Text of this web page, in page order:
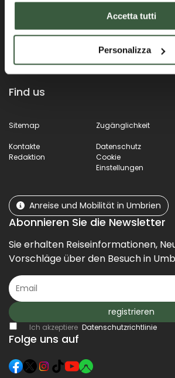
Accetta tutti
Personalizza
Find us
Sitemap Zugänglichkeit
Kontakte
Datenschutz
Redaktion
Cookie
Einstellungen
Anreise und Mobilität in Umbrien
Abonnieren Sie die Newsletter
Sie erhalten Reiseinformationen,
Vorschläge über den Besuch in
registrieren
Ich akzeptiere Datenschutzrichtlinie
Folge uns auf